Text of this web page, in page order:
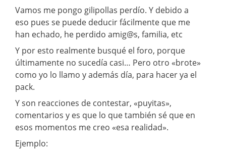
Vamos me pongo gilipollas perdío. Y debido a
eso pues se puede deducir fácilmente que me
han echado, he perdido amig@s, familia, etc
Y por esto realmente busqué el foro, porque
últimamente no sucedía casi… Pero otro «brote»
como yo lo llamo y además día, para hacer ya el
pack.
Y son reacciones de contestar, «puyitas»,
comentarios y es que lo que también sé que en
esos momentos me creo «esa realidad».
Ejemplo: